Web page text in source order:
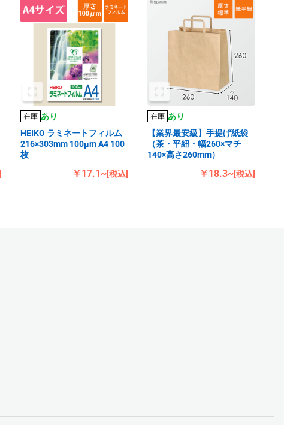
在庫 あり
HEIKO ラミネートフィルム
216×303mm 100μm A4 100
枚
￥17.1~[税込]
在庫 あり
【業界最安級】手提げ紙袋
（茶・平紐・幅260×マチ
140×高さ260mm）
￥18.3~[税込]